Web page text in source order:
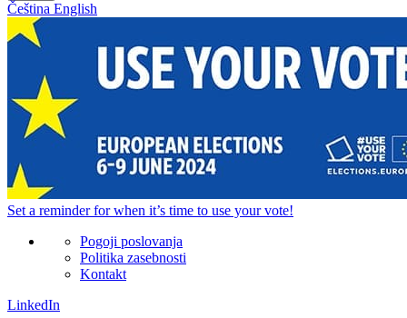
Čeština English
Set a reminderfor when it’s time to use your vote!
Pogoji poslovanja
Politika zasebnosti
Kontakt
LinkedIn